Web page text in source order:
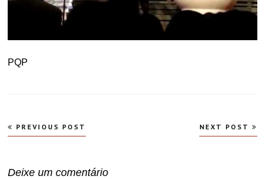
PQP
Navegação
de
PREVIOUS POST NEXT POST
Deixe um comentário